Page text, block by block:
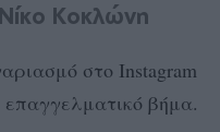
Κοκλώνη
στο Instagram
επαγγελματικό βήμα.